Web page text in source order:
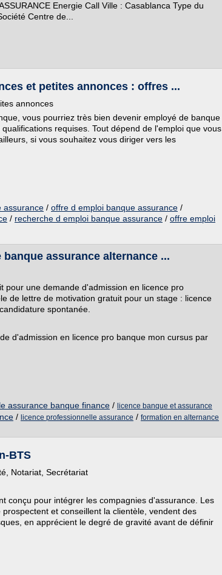
Energie Call Ville : Casablanca Type du
Centre de...
et petites annonces : offres ...
annonces
vous pourriez très bien devenir employé de banque
requises. Tout dépend de l'emploi que vous
si vous souhaitez vous diriger vers les
assurance / offre d emploi banque assurance /
/ recherche d emploi banque assurance / offre emploi
assurance alternance ...
pour une demande d'admission en licence pro
de lettre de motivation gratuit pour un stage : licence
spontanée.
d'admission en licence pro banque mon cursus par
assurance banque finance / licence banque et assurance
/ licence professionnelle assurance / formation en alternance
BTS
Notariat, Secrétariat
conçu pour intégrer les compagnies d'assurance. Les
et conseillent la clientèle, vendent des
en apprécient le degré de gravité avant de définir